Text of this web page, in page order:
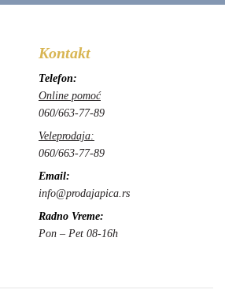
Kontakt
Telefon:
Online pomoć
060/663-77-89
Veleprodaja:
060/663-77-89
Email:
info@prodajapica.rs
Radno Vreme:
Pon – Pet 08-16h